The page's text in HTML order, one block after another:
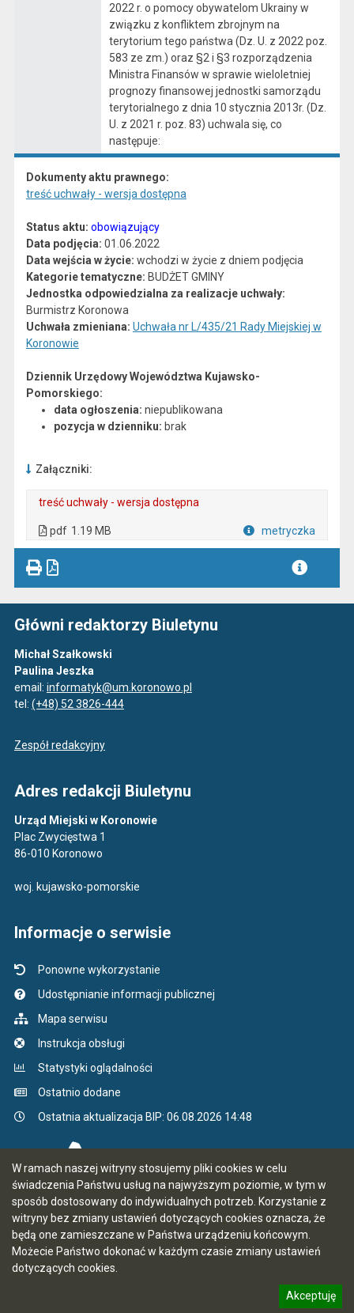
W ramach naszej witryny stosujemy pliki cookies w celu
świadczenia Państwu usług na najwyższym poziomie, w tym w
sposób dostosowany do indywidualnych potrzeb. Korzystanie z
witryny bez zmiany ustawień dotyczących cookies oznacza, że
będą one zamieszczane w Państwa urządzeniu końcowym.
Możecie Państwo dokonać w każdym czasie zmiany ustawień
dotyczących cookies.
Akceptuję
2022 r. o pomocy obywatelom Ukrainy w
związku z konfliktem zbrojnym na
terytorium tego państwa (Dz. U. z 2022 poz.
583 ze zm.) oraz §2 i §3 rozporządzenia
Ministra Finansów w sprawie wieloletniej
prognozy finansowej jednostki samorządu
terytorialnego z dnia 10 stycznia 2013r. (Dz.
U. z 2021 r. poz. 83) uchwala się, co
następuje:
Dokumenty aktu prawnego:
treść uchwały - wersja dostępna
Status aktu: obowiązujący
Data podjęcia: 01.06.2022
Data wejścia w życie: wchodzi w życie z dniem podjęcia
Kategorie tematyczne: BUDŻET GMINY
Jednostka odpowiedzialna za realizacje uchwały:
Burmistrz Koronowa
Uchwała zmieniana: Uchwała nr L/435/21 Rady Miejskiej w
Koronowie
Dziennik Urzędowy Województwa Kujawsko-
Pomorskiego:
data ogłoszenia: niepublikowana
pozycja w dzienniku: brak
Załączniki:
treść uchwały - wersja dostępna
pdf 1.19 MB metryczka
Główni redaktorzy Biuletynu
Michał Szałkowski
Paulina Jeszka
email: informatyk@um.koronowo.pl
tel: (+48) 52 3826-444
Zespół redakcyjny
Adres redakcji Biuletynu
Urząd Miejski w Koronowie
Plac Zwycięstwa 1
86-010 Koronowo
woj. kujawsko-pomorskie
Informacje o serwisie
Ponowne wykorzystanie
Udostępnianie informacji publicznej
Mapa serwisu
Instrukcja obsługi
Statystyki oglądalności
Ostatnio dodane
Ostatnia aktualizacja BIP: 06.08.2026 14:48
CMS i hosting: Logonet Sp. z o.o. w Bydgoszczy